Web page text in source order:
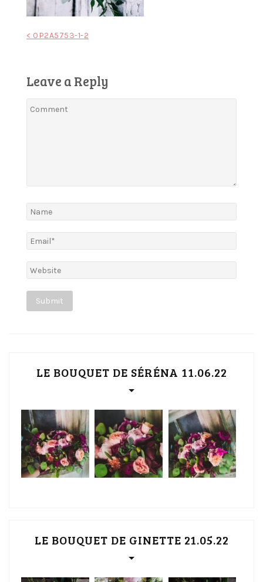
Post< 0P2A5753-1-2
Leave a Reply
LE BOUQUET DE SÉRÉNA 11.06.22
LE BOUQUET DE GINETTE 21.05.22